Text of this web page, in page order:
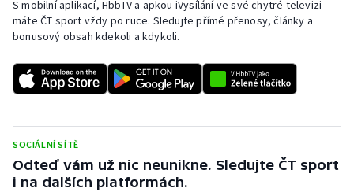
S mobilní aplikací, HbbTV a apkou iVysílání ve své chytré televizi
máte ČT sport vždy po ruce. Sledujte přímé přenosy, články a
bonusový obsah kdekoli a kdykoli.
SOCIÁLNÍ SÍTĚ
Odteď vám už nic neunikne. Sledujte ČT sport
i na dalších platformách.